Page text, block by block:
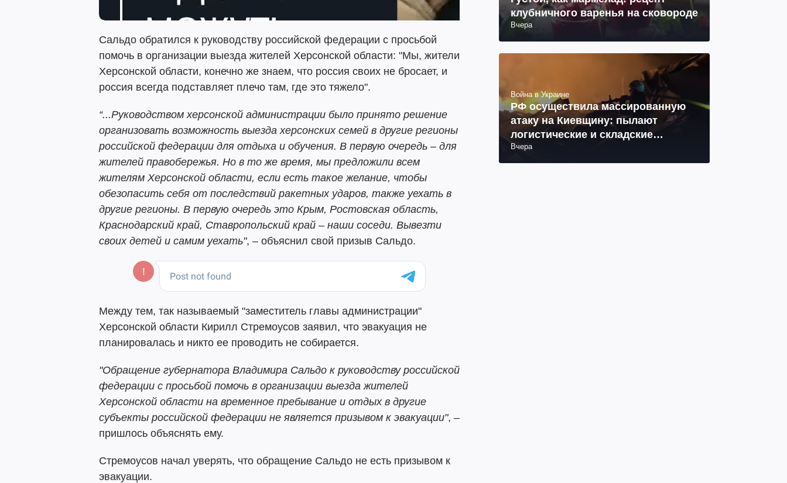
Сальдо обратился к руководству российской федерации с просьбой
помочь в организации выезда жителей Херсонской области: "Мы, жители
Херсонской области, конечно же знаем, что россия своих не бросает, и
россия всегда подставляет плечо там, где это тяжело".
“...Руководством херсонской администрации было принято решение
организовать возможность выезда херсонских семей в другие регионы
российской федерации для отдыха и обучения. В первую очередь – для
жителей правобережья. Но в то же время, мы предложили всем
жителям Херсонской области, если есть такое желание, чтобы
обезопасить себя от последствий ракетных ударов, также уехать в
другие регионы. В первую очередь это Крым, Ростовская область,
Краснодарский край, Ставропольский край – наши соседи. Вывезти
своих детей и самим уехать", – объяснил свой призыв Сальдо.
Между тем, так называемый "заместитель главы администрации"
Херсонской области Кирилл Стремоусов заявил, что эвакуация не
планировалась и никто ее проводить не собирается.
"Обращение губернатора Владимира Сальдо к руководству российской
федерации с просьбой помочь в организации выезда жителей
Херсонской области на временное пребывание и отдых в другие
субъекты российской федерации не является призывом к эвакуации", –
пришлось объяснять ему.
Стремоусов начал уверять, что обращение Сальдо не есть призывом к
эвакуации.
клубничного варенья на сковороде
Вчера
Война в Украине
РФ осуществила массированную
атаку на Киевщину: пылают
логистические и складские
комплексы, 14 погибших, 27
раненых (фото, видео)
Вчера